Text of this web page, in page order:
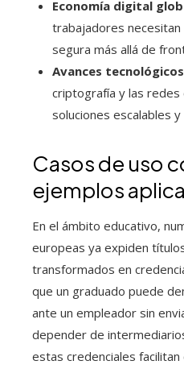
Economía digital
trabajadores
segura más allá de
Avances tecnológicos
criptografía y las
soluciones escalables
Casos de uso
ejemplos
En el ámbito educativo,
europeas ya expiden
transformados en
que un graduado puede
ante un empleador sin
depender de
estas credenciales